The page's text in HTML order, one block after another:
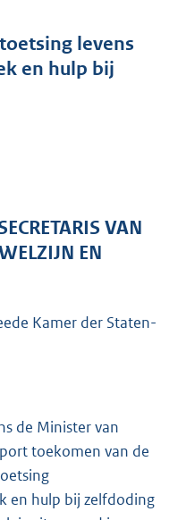
s
g
3
K
levens
en hulp bij
VAN
EN
Kamer der Staten-
de Minister van
toekomen van de
en hulp bij zelfdoding